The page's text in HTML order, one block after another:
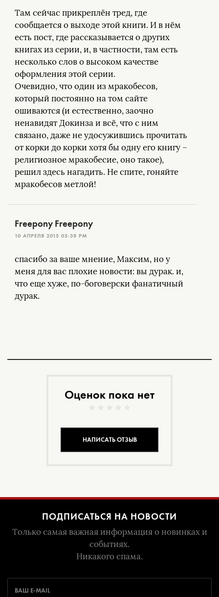
Там сейчас прикреплён тред, где
сообщается о выходе этой книги. И в нём
есть пост, где рассказывается о других
книгах из серии, и, в частности, там есть
несколько слов о высоком качестве
оформления этой серии.
Очевидно, что один из мракобесов,
который постоянно на том сайте
ошиваются (и естественно, заочно
ненавидят Докинза и всё, что с ним
связано, даже не удосужившись прочитать
от корки до корки хотя бы одну его книгу –
религиозное мракобесие, оно такое),
решил здесь нагадить. Не спите, гоняйте
мракобесов метлой!
спасибо за ваше мнение, Максим, но у
меня для вас плохие новости: вы дурак. и,
что еще хуже, по-боговерски фанатичный
дурак.
Freepony Freepony
10 АПРЕЛЯ 2015 05:39 PM
Оценок пока нет
НАПИСАТЬ ОТЗЫВ
ПОДПИСАТЬСЯ НА НОВОСТИ
Только самая важная информация о новинках и
событиях.
Никакого спама.